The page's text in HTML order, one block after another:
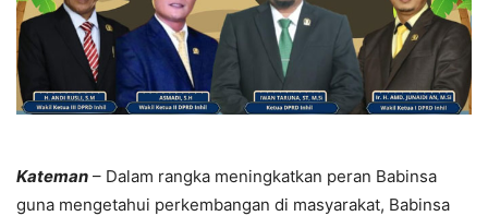
Kateman – Dalam rangka meningkatkan peran Babinsa
guna mengetahui perkembangan di masyarakat, Babinsa